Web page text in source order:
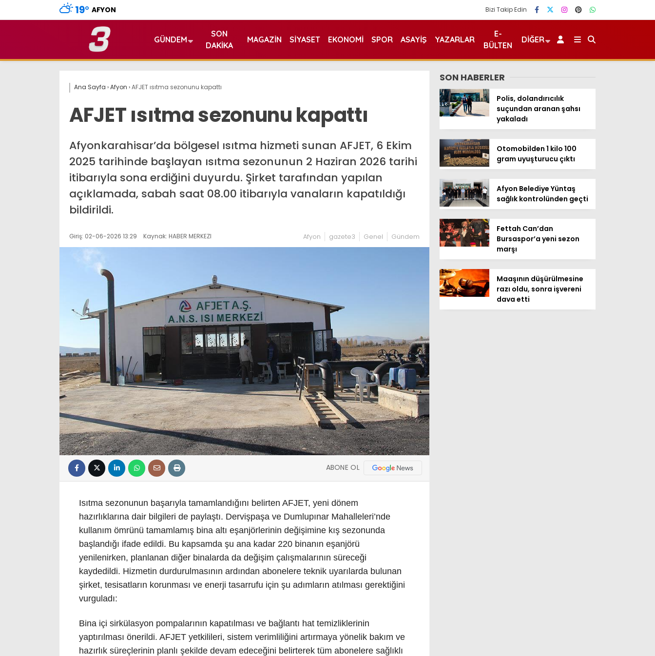
19° AFYON Bizi Takip Edin
GÜNDEM
SON
DAKIKA
MAGAZIN SIYASET EKONOMI SPOR ASAYIŞ YAZARLAR
E-
BÜLTEN
DIĞER
Ana Sayfa ›Afyon ›AFJET ısıtma sezonunu kapattı
AFJET ısıtma sezonunu kapattı
Afyonkarahisar’da bölgesel ısıtma hizmeti sunan AFJET, 6 Ekim
2025 tarihinde başlayan ısıtma sezonunun 2 Haziran 2026 tarihi
itibarıyla sona erdiğini duyurdu. Şirket tarafından yapılan
açıklamada, sabah saat 08.00 itibarıyla vanaların kapatıldığı
bildirildi.
Giriş: 02-06-2026 13:29 Kaynak: HABER MERKEZI Afyon gazete3 Genel Gündem
ABONE OL
Isıtma sezonunun başarıyla tamamlandığını belirten AFJET, yeni dönem
hazırlıklarına dair bilgileri de paylaştı. Dervişpaşa ve Dumlupınar Mahalleleri’nde
kullanım ömrünü tamamlamış bina altı eşanjörlerinin değişimine kış sezonunda
başlandığı ifade edildi. Bu kapsamda şu ana kadar 220 binanın eşanjörü
yenilenirken, planlanan diğer binalarda da değişim çalışmalarının süreceği
kaydedildi. Hizmetin durdurulmasının ardından abonelere teknik uyarılarda bulunan
şirket, tesisatların korunması ve enerji tasarrufu için şu adımların atılması gerektiğini
vurguladı:
Bina içi sirkülasyon pompalarının kapatılması ve bağlantı hat temizliklerinin
yaptırılması önerildi. AFJET yetkilileri, sistem verimliliğini artırmaya yönelik bakım ve
hazırlık süreçlerinin planlı şekilde devam edeceğini belirterek tüm abonelere sağlıklı
SON HABERLER
Polis, dolandırıcılık
suçundan aranan şahsı
yakaladı
Otomobilden 1 kilo 100
gram uyuşturucu çıktı
Afyon Belediye Yüntaş
sağlık kontrolünden geçti
Fettah Can’dan
Bursaspor’a yeni sezon
marşı
Maaşının düşürülmesine
razı oldu, sonra işvereni
dava etti